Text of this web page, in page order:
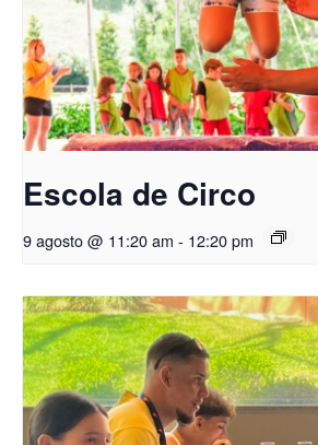
Escola de Circo
9 agosto @ 11:20 am - 12:20 pm